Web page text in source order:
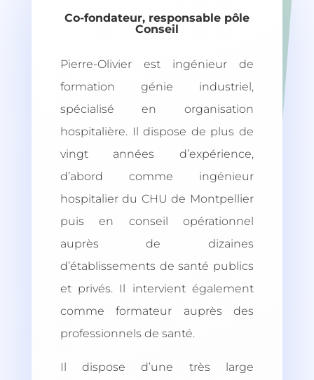
Co-fondateur, responsable pôle
Conseil
Pierre-Olivier est ingénieur de
formation génie industriel,
spécialisé en organisation
hospitalière. Il dispose de plus de
vingt années d’expérience,
d’abord comme ingénieur
hospitalier du CHU de Montpellier
puis en conseil opérationnel
auprès de dizaines
d’établissements de santé publics
et privés. Il intervient également
comme formateur auprès des
professionnels de santé.
Il dispose d’une très large